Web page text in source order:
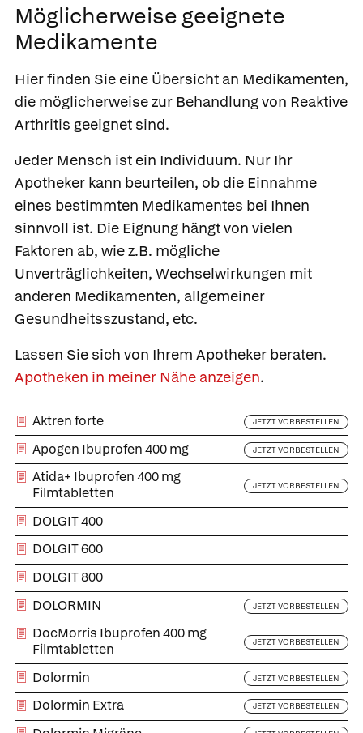
Möglicherweise geeignete
Medikamente
Hier finden Sie eine Übersicht an Medikamenten,
die möglicherweise zur Behandlung von Reaktive
Arthritis geeignet sind.
Jeder Mensch ist ein Individuum. Nur Ihr
Apotheker kann beurteilen, ob die Einnahme
eines bestimmten Medikamentes bei Ihnen
sinnvoll ist. Die Eignung hängt von vielen
Faktoren ab, wie z.B. mögliche
Unverträglichkeiten, Wechselwirkungen mit
anderen Medikamenten, allgemeiner
Gesundheitsszustand, etc.
Lassen Sie sich von Ihrem Apotheker beraten.
Apotheken in meiner Nähe anzeigen.
Aktren forte JETZT VORBESTELLEN
Apogen Ibuprofen 400 mg JETZT VORBESTELLEN
Atida+ Ibuprofen 400 mg
Filmtabletten
JETZT VORBESTELLEN
DOLGIT 400
DOLGIT 600
DOLGIT 800
DOLORMIN
JETZT VORBESTELLEN
DocMorris Ibuprofen 400 mg
Filmtabletten
JETZT VORBESTELLEN
Dolormin JETZT VORBESTELLEN
Dolormin Extra JETZT VORBESTELLEN